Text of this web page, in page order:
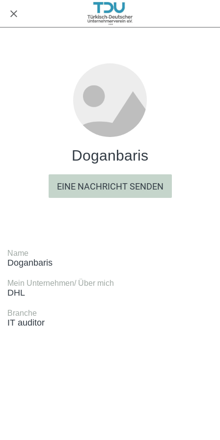
Doganbaris
EINE NACHRICHT SENDEN
Name
Doganbaris
Mein Unternehmen/ Über mich
DHL
Branche
IT auditor